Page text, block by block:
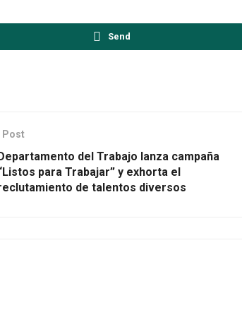
Send
Post
Departamento del Trabajo lanza campaña
para Trabajar” y exhorta el
de talentos diversos